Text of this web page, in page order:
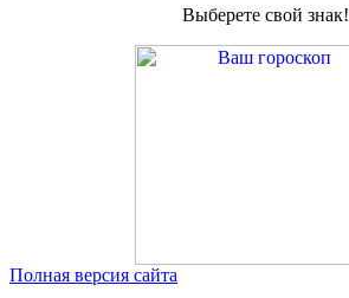
Выберете свой знак!
Полная версия сайта